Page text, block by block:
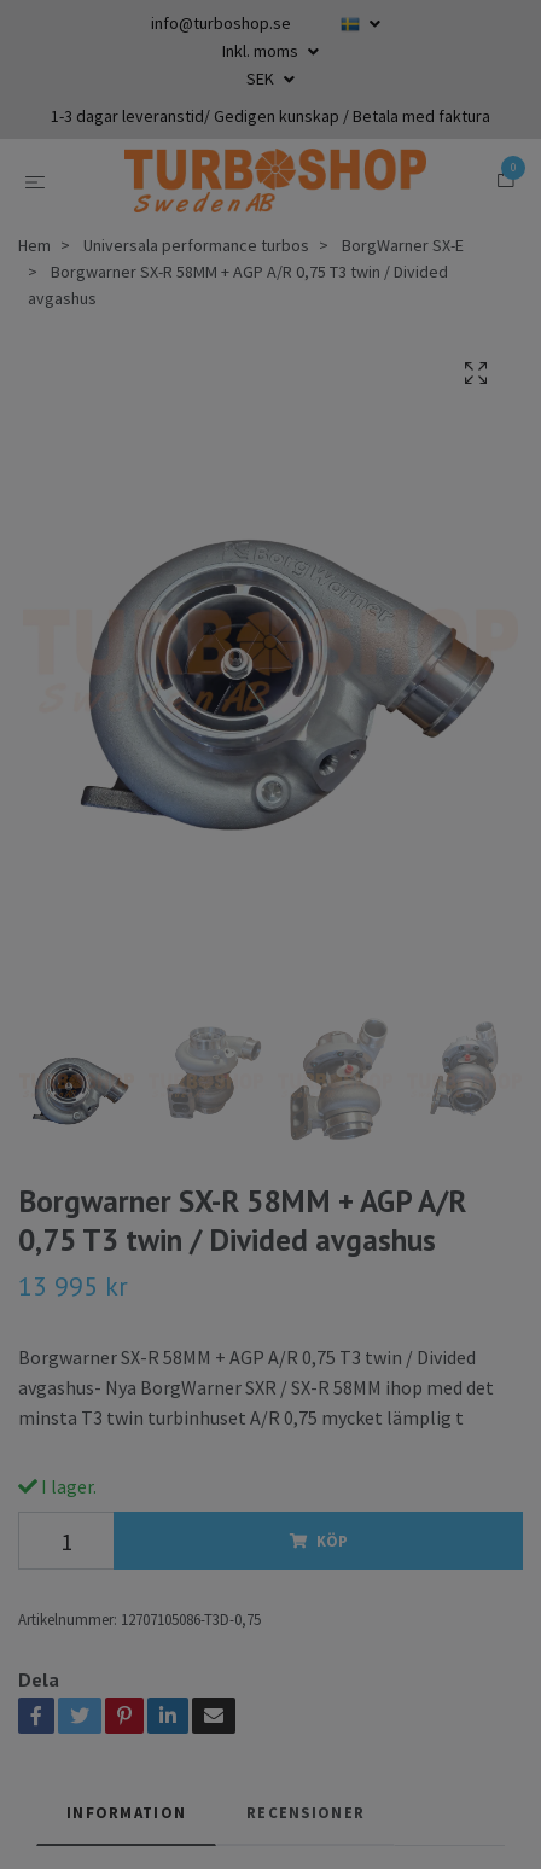
info@turboshop.se
Inkl. moms
SEK
1-3 dagar leveranstid/ Gedigen kunskap / Betala med faktura
0
Hem Universala performance turbos
BorgWarner SX-E
Borgwarner SX-R 58MM + AGP A/R 0,75 T3 twin / Divided
avgashus
Borgwarner SX-R 58MM + AGP A/R
0,75 T3 twin / Divided avgashus
13 995 kr
Borgwarner SX-R 58MM + AGP A/R 0,75 T3 twin / Divided
avgashus- Nya BorgWarner SXR / SX-R 58MM ihop med det
minsta T3 twin turbinhuset A/R 0,75 mycket lämplig t
I lager.
KÖP
Artikelnummer: 12707105086-T3D-0,75
Dela
INFORMATION RECENSIONER